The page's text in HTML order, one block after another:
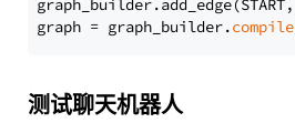
graph_builder.add_edge(START,
graph = graph_builder.compile
测试聊天机器人